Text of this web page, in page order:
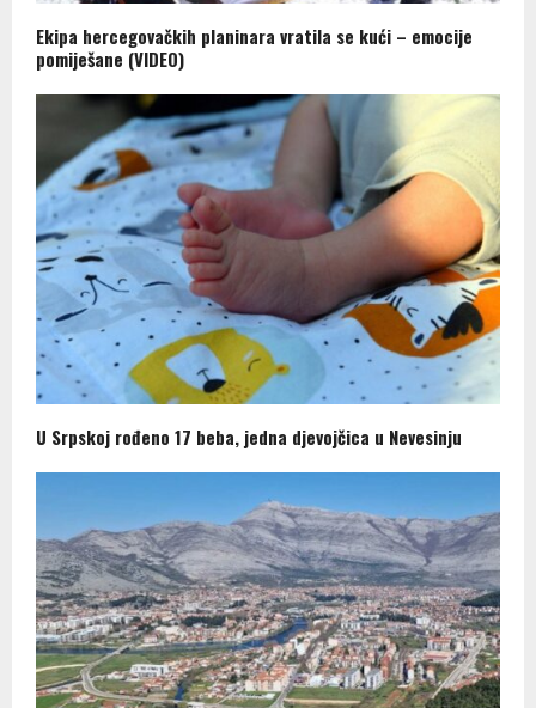
Ekipa hercegovačkih planinara vratila se kući – emocije
pomiješane (VIDEO)
U Srpskoj rođeno 17 beba, jedna djevojčica u Nevesinju